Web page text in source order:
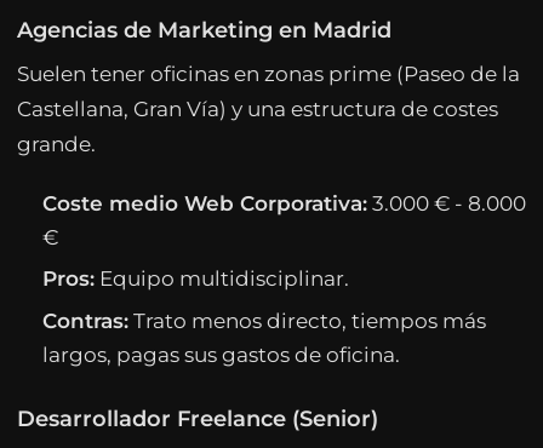
Agencias de Marketing en Madrid
Suelen tener oficinas en zonas prime (Paseo de la
Castellana, Gran Vía) y una estructura de costes
grande.
Coste medio Web Corporativa: 3.000 € - 8.000
€
Pros: Equipo multidisciplinar.
Contras: Trato menos directo, tiempos más
largos, pagas sus gastos de oficina.
Desarrollador Freelance (Senior)